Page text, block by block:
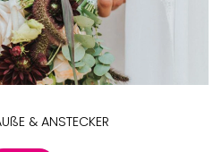
& ANSTECKER